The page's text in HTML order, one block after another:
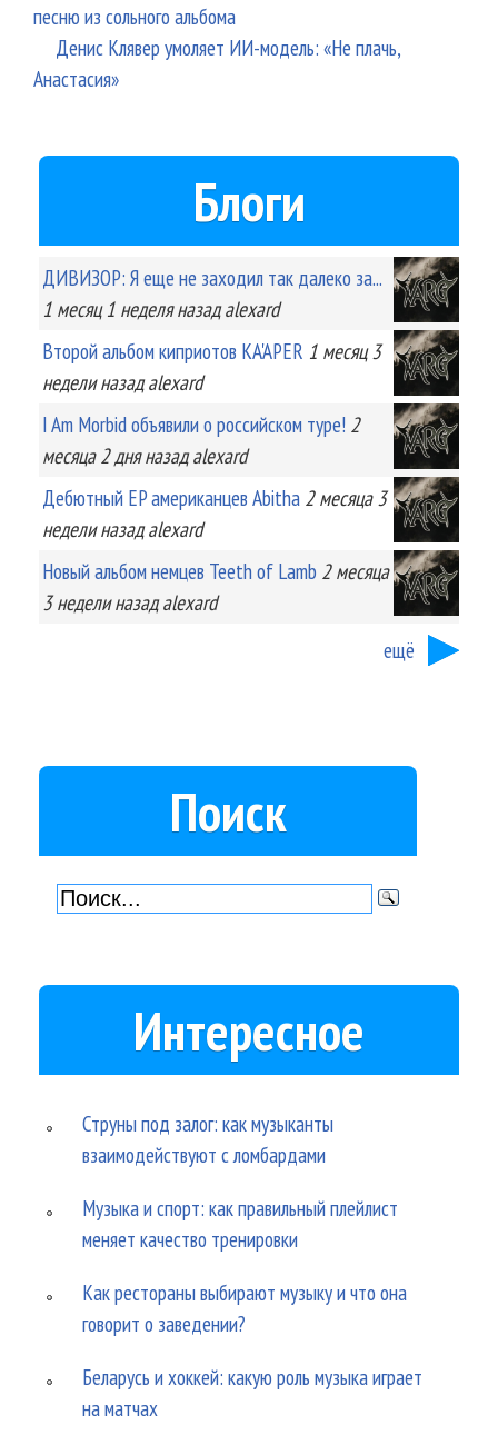
песню из сольного альбома
Денис Клявер умоляет ИИ-модель: «Не плачь,
Анастасия»
Блоги
ДИВИЗОР: Я еще не заходил так далеко за...
1 месяц 1 неделяназад alexard
Второй альбом киприотов KA'APER 1 месяц 3
неделиназад alexard
I Am Morbid объявили о российском туре! 2
месяца 2 дняназад alexard
Дебютный EP американцев Abitha 2 месяца 3
неделиназад alexard
Новый альбом немцев Teeth of Lamb 2 месяца
3 неделиназад alexard
ещё
Поиск
Интересное
Струны под залог: как музыканты
взаимодействуют с ломбардами
Музыка и спорт: как правильный плейлист
меняет качество тренировки
Как рестораны выбирают музыку и что она
говорит о заведении?
Беларусь и хоккей: какую роль музыка играет
на матчах